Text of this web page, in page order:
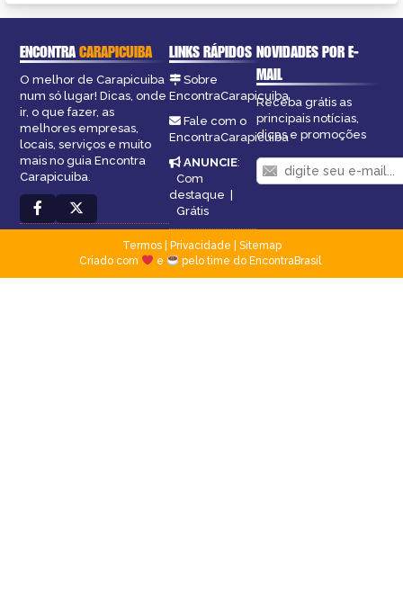
ENCONTRACARAPICUIBA
O melhor de Carapicuiba
num só lugar! Dicas, onde
ir, o que fazer, as
melhores empresas,
locais, serviços e muito
mais no guia Encontra
Carapicuiba.
LINKS RÁPIDOS
Sobre
EncontraCarapicuiba
Fale com o
EncontraCarapicuiba
ANUNCIE:
Com
destaque
Grátis
NOVIDADES POR E-
MAIL
Receba grátis as
principais notícias,
dicas e promoções
Termos| Privacidade
Sitemap
Criado com
e pelo time do EncontraBrasil